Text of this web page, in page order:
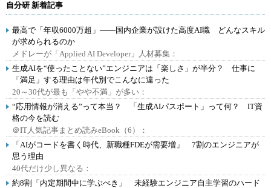
自分研 新着記事
最高で「年収6000万超」――国内企業が設けた高度AI職 どんなスキル
が求められるのか
メドレーが「Applied AI Developer」人材募集：
生成AIを“使ったことない”エンジニアは「楽しさ」が半分？ 仕事に
「満足」する理由は年代別でこんなに違った
20～30代が最も「やや不満」が多い：
“応用情報が消える”って本当？ 「生成AIパスポート」って何？ IT資
格の今を読む
＠IT人気記事まとめ読みeBook（6）：
「AIがコードを書く時代、新職種FDEが需要増」 7割のエンジニアが
思う理由
40代だけ少し異なる：
約8割「内定期間中に学ぶべき」 未経験エンジニア自主学習のハード